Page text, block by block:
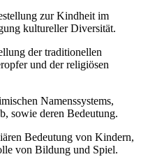
zur Kindheit im
kultureller Diversität.
der traditionellen
und der religiösen
Namenssystems,
sowie deren Bedeutung.
Bedeutung von Kindern,
von Bildung und Spiel.